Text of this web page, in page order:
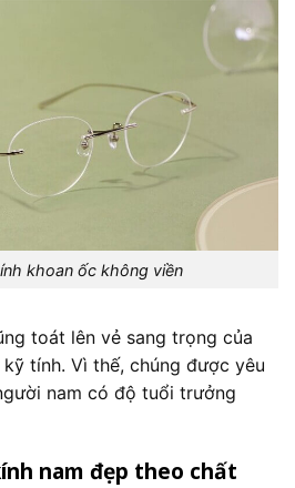
khoan ốc không viền
toát lên vẻ sang trọng của
tính. Vì thế, chúng được yêu
nam có độ tuổi trưởng
nam đẹp theo chất